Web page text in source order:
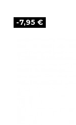
-7,95 €